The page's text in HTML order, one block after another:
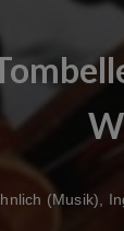
(Musik)